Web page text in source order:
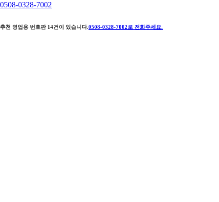
0508-0328-7002
추천 영업용 번호판 14건이 있습니다.0508-0328-7002 로 전화주세요.